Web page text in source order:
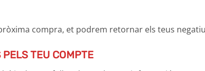
compra, et podrem retornar els teus
TEU COMPTE